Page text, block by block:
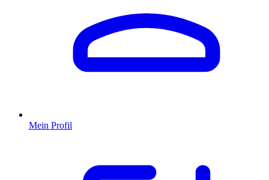
Mein Profil